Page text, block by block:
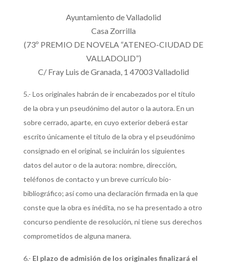
Ayuntamiento de Valladolid
Casa Zorrilla
(73º PREMIO DE NOVELA “ATENEO-CIUDAD DE
VALLADOLID”)
C/ Fray Luis de Granada, 1 47003 Valladolid
5.- Los originales habrán de ir encabezados por el título
de la obra y un pseudónimo del autor o la autora. En un
sobre cerrado, aparte, en cuyo exterior deberá estar
escrito únicamente el título de la obra y el pseudónimo
consignado en el original, se incluirán los siguientes
datos del autor o de la autora: nombre, dirección,
teléfonos de contacto y un breve currículo bio-
bibliográfico; así como una declaración firmada en la que
conste que la obra es inédita, no se ha presentado a otro
concurso pendiente de resolución, ni tiene sus derechos
comprometidos de alguna manera.
6.- El plazo de admisión de los originales finalizará el